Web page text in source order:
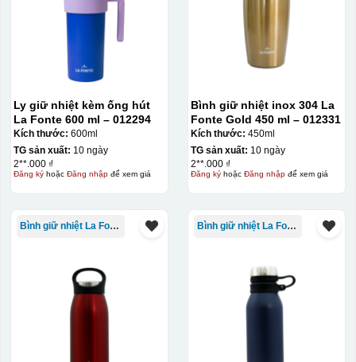
Không thể tẩy xoá
về tẩy xoá
Khó khăn trong việc
in 1 số màu: Màu
hồng cánh sen,
Màu tím
trong việc in đơn
sắc)
Thông tin, hình ảnh in
đẹp, sắc nét, không
bị lem
phù hợp với nhu cầu.
Dán được lên nhiều
bề mặt, phẳng và
cong
Ly giữ nhiệt kèm ống hút
La Fonte 600 ml – 012294
Kích thước: 600ml
TG sản xuất: 10 ngày
2**.000 ₫
Đăng kýhoặc Đăng nhậpđể xem giá
Bình giữ nhiệt inox 304 La
Fonte Gold 450 ml – 012331
Kích thước: 450ml
TG sản xuất: 10 ngày
2**.000 ₫
Đăng kýhoặc Đăng nhậpđể xem giá
Bình giữ nhiệt La Fonte Bình giữ nhiệt La Fonte